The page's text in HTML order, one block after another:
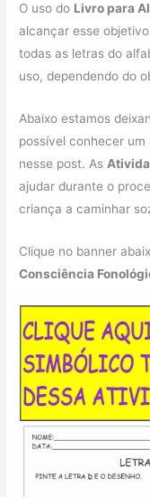
O uso do Livro para
alcançar esse
todas as letras do
uso, dependendo do
Abaixo estamos
possível conhecer
nesse post. As
ajudar durante o
criança a caminhar
Clique no banner
Consciência